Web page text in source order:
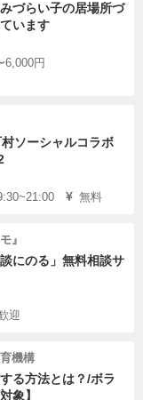
づらい子の居場所づ
います
6,000円
ソーシャルコラボ
無料
』
にのる」無料相談サ
迎
機構
る方法とは？/ボラ
象】